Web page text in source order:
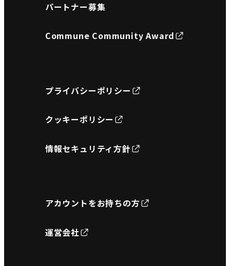
パートナー募集
Commune Community Award
プライバシーポリシー
クッキーポリシー
情報セキュリティ方針
アカウントをお持ちの方
運営会社